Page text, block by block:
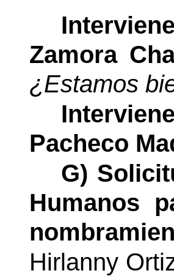
Zamora
¿Estamos
Pacheco
G)
Humanos
Hirlanny